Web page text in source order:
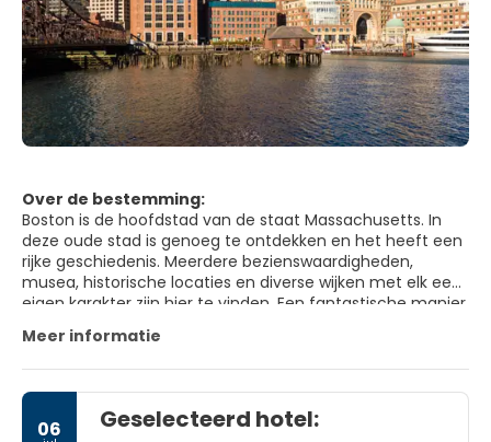
Over de bestemming:
Boston is de hoofdstad van de staat Massachusetts. In
deze oude stad is genoeg te ontdekken en het heeft een
rijke geschiedenis. Meerdere bezienswaardigheden,
musea, historische locaties en diverse wijken met elk een
eigen karakter zijn hier te vinden. Een fantastische manier
om deze stad te ontdekken is het wandelen van de
‘Freedom Trail’. Deze wandelroute van vier kilometer
brengt u langs 16 historische hoogtepunten uit de tijd van
de Onafhankelijkheidsoorlog. Het pad, wat u moet volgen,
is aangegeven door rode stenen en verf. De route begint
bij de Boston Common, het oudste publieke park van de
Meer informatie
06 Geselecteerd hotel: